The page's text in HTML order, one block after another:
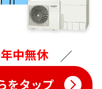
年中無休